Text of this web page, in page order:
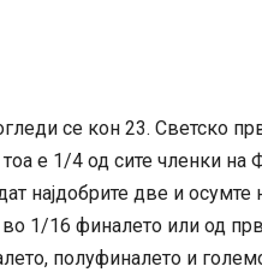
се кон 23. Светско
е 1/4 од сите членки
најдобрите две и осумте
1/16 финалето или од
полуфиналето и